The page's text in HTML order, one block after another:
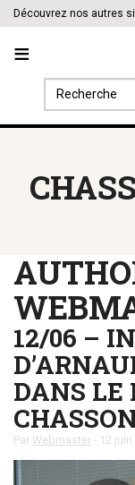
Découvrez nos autres
Search
for:
12/06 –
DANS LE
Par Webmaster - 12